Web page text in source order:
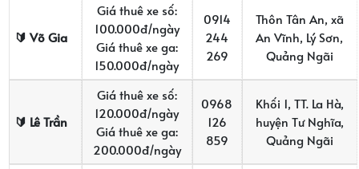
🔰 Võ Gia
Giá thuê xe số:
100.000đ/ngày
Giá thuê xe ga:
150.000đ/ngày
0914
244
269
Thôn Tân An, xã
An Vĩnh, Lý Sơn,
Quảng Ngãi
🔰 Lê Trần
Giá thuê xe số:
120.000đ/ngày
Giá thuê xe ga:
200.000đ/ngày
0968
126
859
Khối 1, TT. La Hà,
huyện Tư Nghĩa,
Quảng Ngãi